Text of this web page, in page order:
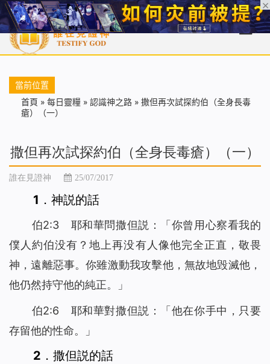
首頁 每日靈糧 天國福音 基督徒見證 信仰解答 聖經
當前位置
首頁 » 每日靈糧 » 認識神之路 » 撒但再次試探約伯（全身長毒
瘡）（一）
撒但再次試探約伯（全身長毒瘡）（一）
誰在見證神 25/07/2017
1．神説的話
伯2:3 耶和華問撒但説：「你曾用心察看我的
僕人約伯没有？地上再没有人像他完全正直，敬畏
神，遠離惡事。你雖激動我攻擊他，無故地毁滅他，
他仍然持守他的純正。」
伯2:6 耶和華對撒但説：「他在你手中，只要
存留他的性命。」
2．撒但説的話